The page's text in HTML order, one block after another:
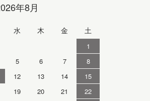
年8月
水 木 金 土
1
5 6 7
8
12 13 14
15
19 20 21
22